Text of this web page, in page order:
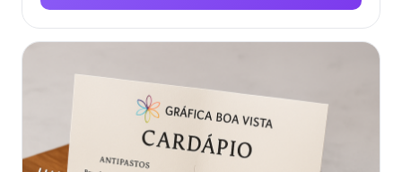
Este
produto
As